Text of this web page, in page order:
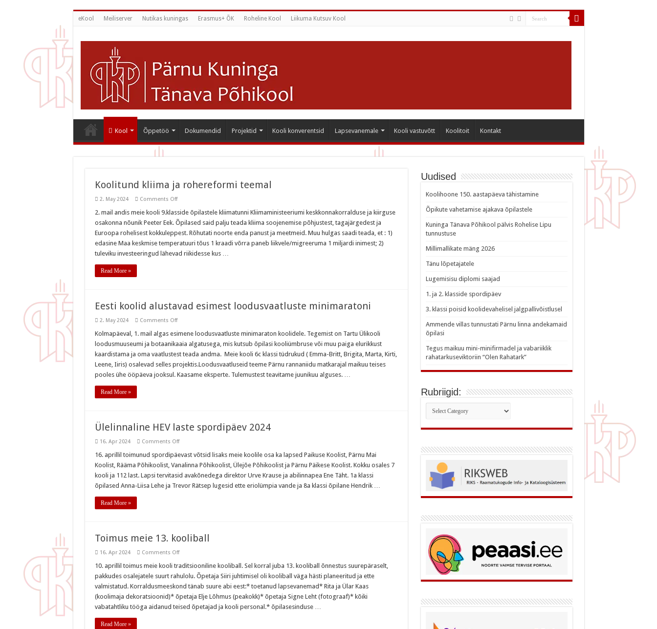
eKool Meiliserver Nutikas kuningas Erasmus+ ÕK Roheline Kool Liikuma Kutsuv Kool
Kool Õppetöö Dokumendid Projektid Kooli konverentsid Lapsevanemale Kooli vastuvõtt Koolitoit Kontakt
Koolitund kliima ja rohereformi teemal
2. May 2024 Comments Offon
kliima
ja
rohereformi
teemal
2. mail andis meie kooli 9.klasside õpilastele kliimatunni Kliimaministeeriumi keskkonnakorralduse ja kiirguse
osakonna nõunik Peeter Eek. Õpilased said palju teada kliima soojenemise põhjustest, tagajärgedest ja
Euroopa rohelisest kokkuleppest. Rõhutati noorte enda panust ja meetmeid. Muu hulgas saadi teada, et : 1)
edasine Maa keskmise temperatuuri tõus 1 kraadi võrra paneb liikvele/migreeruma 1 miljardi inimest; 2)
tuleviku investeeringud lähevad riikidesse kus …
Read More »
Eesti koolid alustavad esimest loodusvaatluste minimaratoni
2. May 2024 Comments Offon
koolid
esimest
loodusvaatluste
minimaratoni
Kolmapäeval, 1. mail algas esimene loodusvaatluste minimaraton koolidele. Tegemist on Tartu Ülikooli
loodusmuuseumi ja botaanikaaia algatusega, mis kutsub õpilasi kooliümbruse või muu paiga elurikkust
kaardistama ja oma vaatlustest teada andma. Meie kooli 6c klassi tüdrukud ( Emma-Britt, Brigita, Marta, Kirti,
Leene, Iiris) osalevad selles projektis.Loodusvaatluseid teeme Pärnu rannaniidu matkarajal maikuu teises
pooles ühe ööpäeva jooksul. Kaasame eksperte. Tulemustest teavitame juunikuu alguses. …
Read More »
Ülelinnaline HEV laste spordipäev 2024
16. Apr 2024 Comments Offon
HEV
spordipäev
2024
16. aprillil toimunud spordipäevast võtsid lisaks meie koolile osa ka lapsed Paikuse Koolist, Pärnu Mai
Koolist, Rääma Põhikoolist, Vanalinna Põhikoolist, Ülejõe Põhikoolist ja Pärnu Päikese Koolist. Kokku osales 7
kooli ja 112 last. Lapsi tervitasid avakõnedega direktor Urve Krause ja abilinnapea Ene Täht. 1a klassi
õpilased Anna-Liisa Lehe ja Trevor Rätsep lugesid ette eriolümpia vande ja 8a klassi õpilane Hendrik …
Read More »
Toimus meie 13. kooliball
16. Apr 2024 Comments Offon
meie
kooliball
10. aprillil toimus meie kooli traditsiooniline kooliball. Sel korral juba 13. kooliball õnnestus suurepäraselt,
pakkudes osalejatele suurt rahulolu. Õpetaja Siiri juhtimisel oli kooliball väga hästi planeeritud ja ette
valmistatud. Korraldusmeeskond tänab suure abi eest:* toetanud lapsevanemad* Rita ja Ülar Kaas
(koolimaja dekoratsioonid)* õpetaja Elje Lõhmus (peakokk)* õpetaja Signe Leht (fotograaf)* kõiki
vabatahtliku tööga aidanud teised õpetajad ja kooli personal.* õpilasesinduse …
Read More »
Uudised
Koolihoone 150. aastapäeva tähistamine
Õpikute vahetamise ajakava õpilastele
Kuninga Tänava Põhikool pälvis Rohelise Lipu
tunnustuse
Millimallikate mäng 2026
Tänu lõpetajatele
Lugemisisu diplomi saajad
1. ja 2. klasside spordipäev
3. klassi poisid koolidevahelisel jalgpallivõistlusel
Ammende villas tunnustati Pärnu linna andekamaid
õpilasi
Tegus maikuu mini-minifirmadel ja vabariiklik
rahatarkuseviktoriin “Olen Rahatark”
Rubriigid:
Rubriigid: